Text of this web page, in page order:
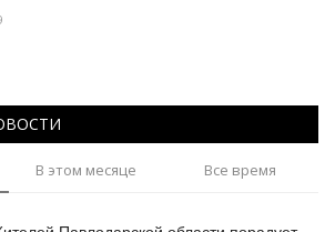
В этом месяце Все время